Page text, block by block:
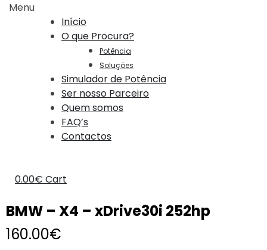
Menu
Início
O que Procura?
Potência
Soluções
Simulador de Potência
Ser nosso Parceiro
Quem somos
FAQ’s
Contactos
0.00€ Cart
BMW – X4 – xDrive30i 252hp
160.00€